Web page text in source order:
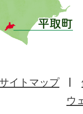
サイトマップ
ウ